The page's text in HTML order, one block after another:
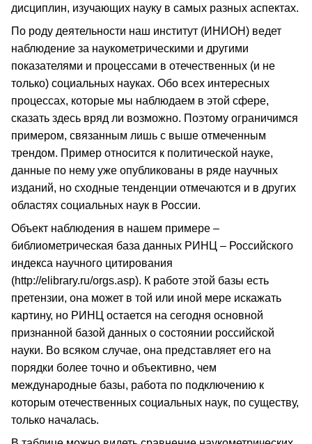
дисциплин, изучающих науку в самых разных аспектах.
По роду деятельности наш институт (ИНИОН) ведет
наблюдение за наукометрическими и другими
показателями и процессами в отечественных (и не
только) социальных науках. Обо всех интересных
процессах, которые мы наблюдаем в этой сфере,
сказать здесь вряд ли возможно. Поэтому ограничимся
примером, связанным лишь с выше отмеченным
трендом. Пример относится к политической науке,
данные по нему уже опубликованы в ряде научных
изданий, но сходные тенденции отмечаются и в других
областях социальных наук в России.
Объект наблюдения в нашем примере –
библиометрическая база данных РИНЦ – Российского
индекса научного цитирования
(http://elibrary.ru/orgs.asp). К работе этой базы есть
претензии, она может в той или иной мере искажать
картину, но РИНЦ остается на сегодня основной
признанной базой данных о состоянии российской
науки. Во всяком случае, она представляет его на
порядки более точно и объективно, чем
международные базы, работа по подключению к
которым отечественных социальных наук, по существу,
только началась.